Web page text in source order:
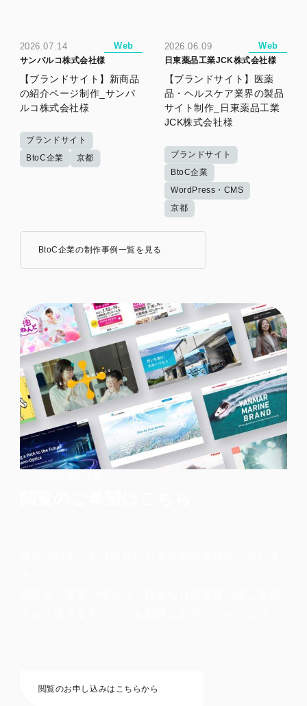
2026.07.14 Web
サンパルコ株式会社様
【ブランドサイト】新商品
の紹介ページ制作_サンパ
ルコ株式会社様
ブランドサイト
BtoC企業
京都
2026.06.09 Web
日東薬品工業JCK株式会社様
【ブランドサイト】医薬
品・ヘルスケア業界の製品
サイト制作_日東薬品工業
JCK株式会社様
ブランドサイト
BtoC企業
WordPress・CMS
京都
BtoC企業の制作事例一覧を見る
閲覧のお申し込みはこちらから